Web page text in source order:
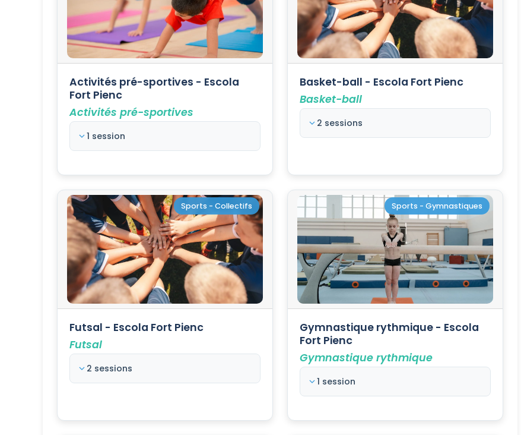
Activités pré-sportives - Escola
Fort Pienc
Activités pré-sportives
1 session
Basket-ball - Escola Fort Pienc
Basket-ball
2 sessions
Sports - Collectifs
Futsal - Escola Fort Pienc
Futsal
2 sessions
Sports - Gymnastiques
Gymnastique rythmique - Escola
Fort Pienc
Gymnastique rythmique
1 session